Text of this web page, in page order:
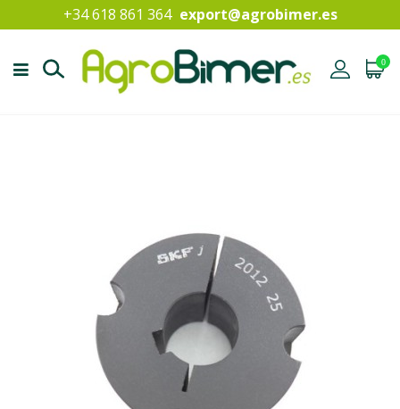
+34 618 861 364 export@agrobimer.es
0